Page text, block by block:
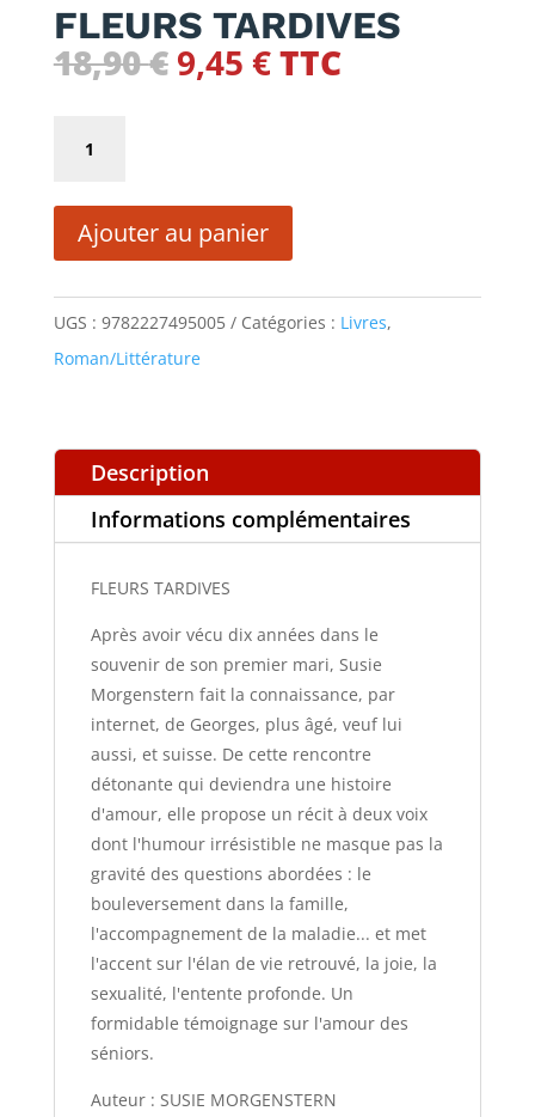
FLEURS TARDIVES
18,90€ Le
18,90 €.
9,45 €Le
9,45 €.
TTC
FLEURS
TARDIVES
Ajouter au panier
UGS : 9782227495005 Catégories : Livres,
Roman/Littérature
Description
Informations complémentaires
FLEURS TARDIVES
Après avoir vécu dix années dans le
souvenir de son premier mari, Susie
Morgenstern fait la connaissance, par
internet, de Georges, plus âgé, veuf lui
aussi, et suisse. De cette rencontre
détonante qui deviendra une histoire
d'amour, elle propose un récit à deux voix
dont l'humour irrésistible ne masque pas la
gravité des questions abordées : le
bouleversement dans la famille,
l'accompagnement de la maladie... et met
l'accent sur l'élan de vie retrouvé, la joie, la
sexualité, l'entente profonde. Un
formidable témoignage sur l'amour des
séniors.
Auteur : SUSIE MORGENSTERN